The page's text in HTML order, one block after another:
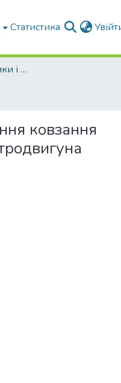
Статистика
Факультет Енергетики і комп'ютерних технологій
ковзання